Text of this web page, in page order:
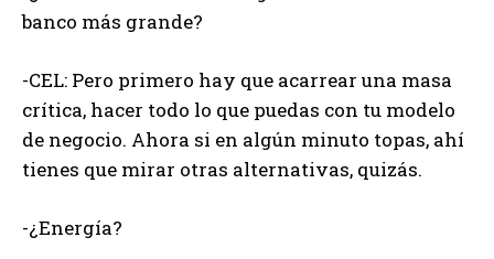
banco más grande?
-CEL: Pero primero hay que acarrear una masa
crítica, hacer todo lo que puedas con tu modelo
de negocio. Ahora si en algún minuto topas, ahí
tienes que mirar otras alternativas, quizás.
-¿Energía?